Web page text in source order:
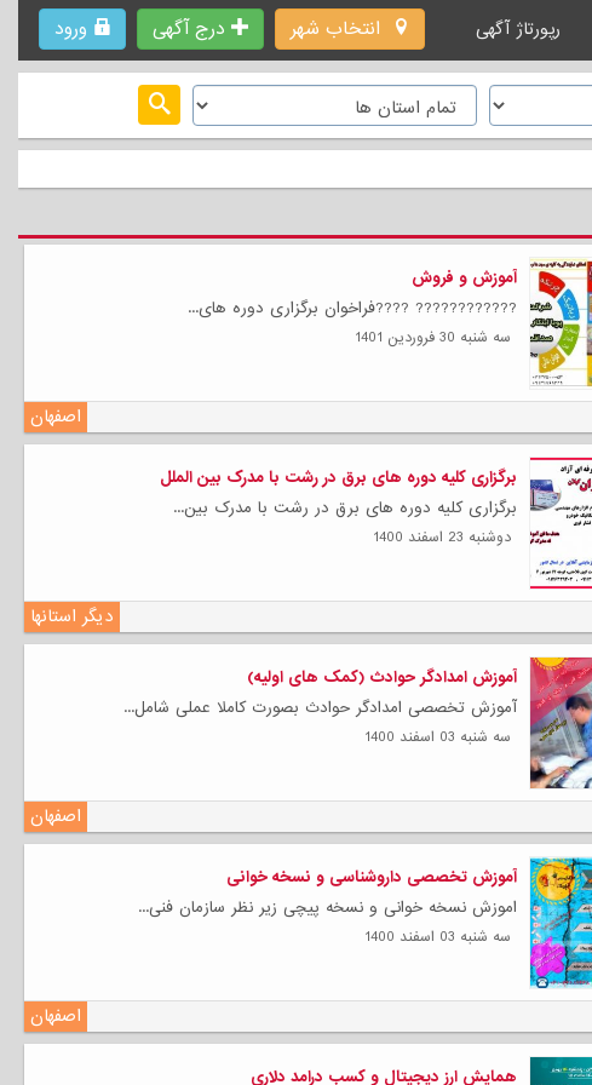
انتخاب شهر درج آگهی ورود رپورتاژ آگهی
آموزش و فروش
???????????? ????فراخوان برگزاری دوره های...
سه شنبه 30 فروردين 1401
اصفهان
برگزاری کلیه دوره های برق در رشت با مدرک بین الملل
برگزاری کلیه دوره های برق در رشت با مدرک بین...
دوشنبه 23 اسفند 1400
دیگر استانها
آموزش امدادگر حوادث (کمک های اولیه)
آموزش تخصصی امدادگر حوادث بصورت کاملا عملی شامل...
سه شنبه 03 اسفند 1400
اصفهان
آموزش تخصصی داروشناسی و نسخه خوانی
اموزش نسخه خوانی و نسخه پیچی زیر نظر سازمان فنی...
سه شنبه 03 اسفند 1400
اصفهان
همایش ارز دیجیتال و کسب درامد دلاری